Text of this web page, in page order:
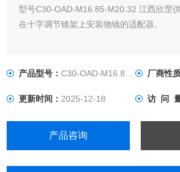
型号C30-OAD-M16.85-M20.32 江西欣罡
在十字调节镜架上安装物镜的适配器。
产品型号：C30-OAD-M16.85-M20.32 厂商性
更新时间：2025-12-18 访 问
产品咨询